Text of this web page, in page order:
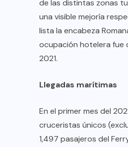
de las distintas zonas
una visible mejoría
lista la encabeza
ocupación hotelera fue
2021.
Llegadas marítimas
En el primer mes del
cruceristas únicos
1,497 pasajeros del